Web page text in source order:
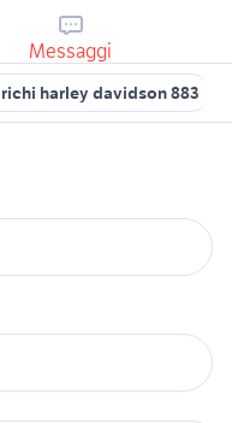
Messaggi
harley davidson 883